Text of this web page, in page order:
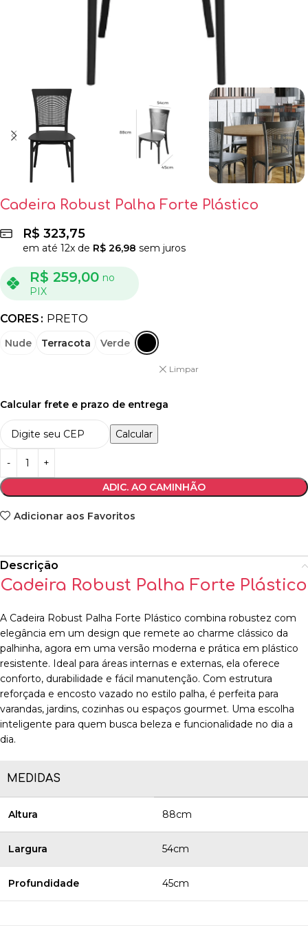
Cadeira Robust Palha Forte Plástico
R$ 323,75
em até 12x de R$ 26,98 sem juros
R$ 259,00 no
PIX
CORES PRETO
Nude Terracota Verde
Limpar
Calcular frete e prazo de entrega
Calcular
ADIC. AO CAMINHÃO
Adicionar aos Favoritos
Descrição
Cadeira Robust Palha Forte Plástico
A Cadeira Robust Palha Forte Plástico combina robustez com
elegância em um design que remete ao charme clássico da
palhinha, agora em uma versão moderna e prática em plástico
resistente. Ideal para áreas internas e externas, ela oferece
conforto, durabilidade e fácil manutenção. Com estrutura
reforçada e encosto vazado no estilo palha, é perfeita para
varandas, jardins, cozinhas ou espaços gourmet. Uma escolha
inteligente para quem busca beleza e funcionalidade no dia a
dia.
MEDIDAS
Altura 88cm
Largura 54cm
Profundidade 45cm